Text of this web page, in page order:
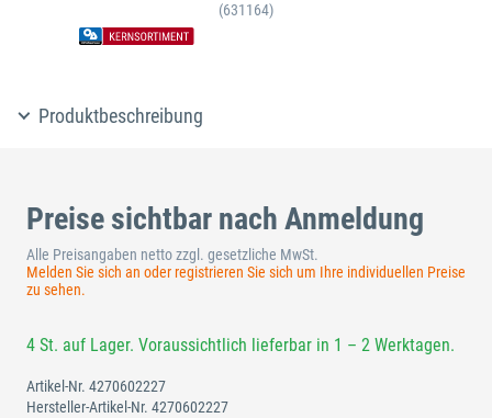
(631164)
Produktbeschreibung
Preise sichtbar nach Anmeldung
Alle Preisangaben netto zzgl. gesetzliche MwSt.
Melden Sie sich an oder registrieren Sie sich um Ihre individuellen Preise
zu sehen.
4 St. auf Lager. Voraussichtlich lieferbar in 1 – 2 Werktagen.
Artikel-Nr. 4270602227
Hersteller-Artikel-Nr. 4270602227